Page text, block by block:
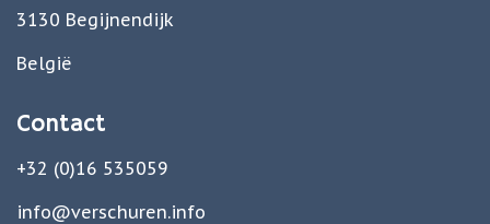
3130 Begijnendijk
België
Contact
+32 (0)16 535059
info@verschuren.info